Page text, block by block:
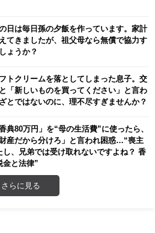
日は毎日孫の夕飯を作っています。家計
てきましたが、祖父母なら無償で協力す
ょうか？
トクリームを落としてしまった息子。交
「新しいものを買ってください」と言わ
とではないのに、理不尽すぎませんか？
典80万円」を“母の生活費”に使ったら、
産だから分けろ」と言われ困惑…“喪主
し、兄弟では受け取れないですよね？ 香
金と法律”
さらに見る